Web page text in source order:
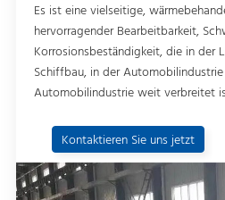
Es ist eine vielseitige,
hervorragender Bearbeitbarkeit,
Korrosionsbeständigkeit, die in der
Schiffbau, in der
Automobilindustrie weit verbreitet
Kontaktieren Sie uns jetzt